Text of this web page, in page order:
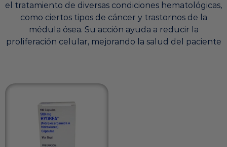
el tratamiento de diversas condiciones hematológicas,
como ciertos tipos de cáncer y trastornos de la
médula ósea. Su acción ayuda a reducir la
proliferación celular, mejorando la salud del paciente